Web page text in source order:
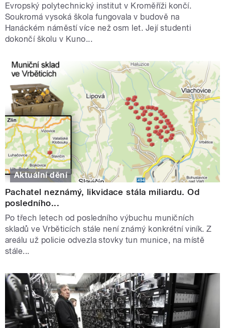
Evropský polytechnický institut v Kroměříži končí.
Soukromá vysoká škola fungovala v budově na
Hanáckém náměstí více než osm let. Její studenti
dokončí školu v Kuno...
Aktuální dění
Pachatel neznámý, likvidace stála miliardu. Od
posledního...
Po třech letech od posledního výbuchu muničních
skladů ve Vrběticích stále není známý konkrétní viník. Z
areálu už policie odvezla stovky tun munice, na místě
stále...